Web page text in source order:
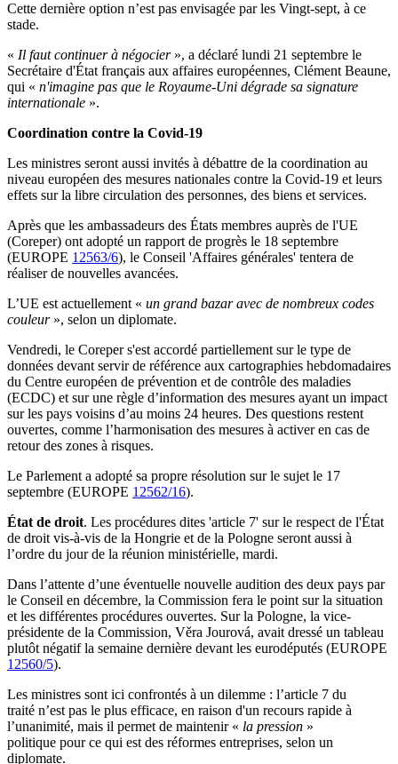
Cette dernière option n’est pas envisagée par les Vingt-sept, à ce
stade.
« Il faut continuer à négocier », a déclaré lundi 21 septembre le
Secrétaire d'État français aux affaires européennes, Clément Beaune,
qui « n'imagine pas que le Royaume-Uni dégrade sa signature
internationale ».
Coordination contre la Covid-19
Les ministres seront aussi invités à débattre de la coordination au
niveau européen des mesures nationales contre la Covid-19 et leurs
effets sur la libre circulation des personnes, des biens et services.
Après que les ambassadeurs des États membres auprès de l'UE
(Coreper) ont adopté un rapport de progrès le 18 septembre
(EUROPE 12563/6), le Conseil 'Affaires générales' tentera de
réaliser de nouvelles avancées.
L’UE est actuellement « un grand bazar avec de nombreux codes
couleur», selon un diplomate.
Vendredi, le Coreper s'est accordé partiellement sur le type de
données devant servir de référence aux cartographies hebdomadaires
du Centre européen de prévention et de contrôle des maladies
(ECDC) et sur une règle d’information des mesures ayant un impact
sur les pays voisins d’au moins 24 heures. Des questions restent
ouvertes, comme l’harmonisation des mesures à activer en cas de
retour des zones à risques.
Le Parlement a adopté sa propre résolution sur le sujet le 17
septembre (EUROPE 12562/16).
État de droit. Les procédures dites 'article 7' sur le respect de l'État
de droit vis-à-vis de la Hongrie et de la Pologne seront aussi à
l’ordre du jour de la réunion ministérielle, mardi.
Dans l’attente d’une éventuelle nouvelle audition des deux pays par
le Conseil en décembre, la Commission fera le point sur la situation
et les différentes procédures ouvertes. Sur la Pologne, la vice-
présidente de la Commission, Věra Jourová, avait dressé un tableau
plutôt négatif la semaine dernière devant les eurodéputés (EUROPE
12560/5).
Les ministres sont ici confrontés à un dilemme : l’article 7 du
traité n’est pas le plus efficace, en raison d'un recours rapide à
l’unanimité, mais il permet de maintenir « la pression »
politique pour ce qui est des réformes entreprises, selon un
diplomate.